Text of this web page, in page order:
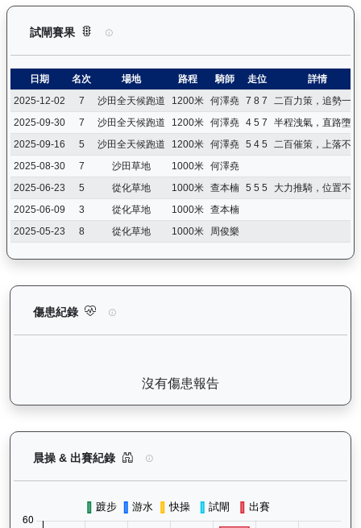
試閘賽果 快活同盟（K316）— 試閘賽果紀錄：查看馬匹
日期 名次 場地 路程 騎師 走位
詳情
2025-12-02
7 沙田全天候跑道 1200米 何澤堯 7 8 7
二百力策，追勢一般
2025-09-30
7 沙田全天候跑道 1200米 何澤堯 4 5 7
半程洩氣，直路墮退
2025-09-16
5 沙田全天候跑道 1200米 何澤堯 5 4 5
二百催策，上落不大
2025-08-30
7 沙田草地 1000米 何澤堯
2025-06-23
5 從化草地 1000米 查本楠 5 5 5
大力推騎，位置不變
2025-06-09
3 從化草地 1000米 查本楠
2025-05-23
8 從化草地 1000米 周俊樂
傷患紀錄 快活同盟（K316）— 傷患紀錄：查看馬匹完整
沒有傷患報告
晨操 & 出賽紀錄 快活同盟（K316）— 晨操及出賽紀錄圖